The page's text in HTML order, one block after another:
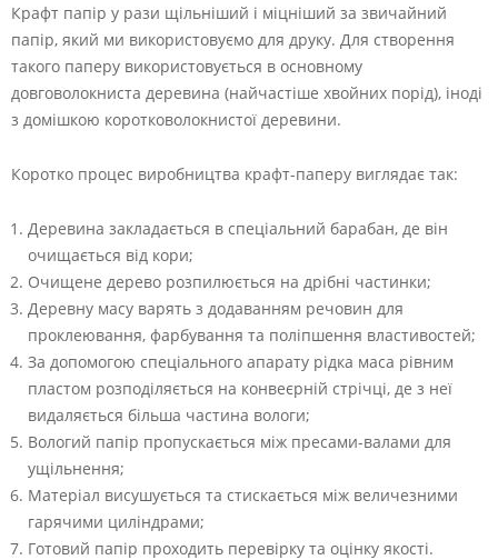
Крафт папір у рази щільніший і міцніший за звичайний
папір, який ми використовуємо для друку. Для створення
такого паперу використовується в основному
довговолокниста деревина (найчастіше хвойних порід), іноді
з домішкою коротковолокнистої деревини.
Коротко процес виробництва крафт-паперу виглядає так:
Деревина закладається в спеціальний барабан, де він
очищається від кори;
Очищене дерево розпилюється на дрібні частинки;
Деревну масу варять з додаванням речовин для
проклеювання, фарбування та поліпшення властивостей;
За допомогою спеціального апарату рідка маса рівним
пластом розподіляється на конвеєрній стрічці, де з неї
видаляється більша частина вологи;
Вологий папір пропускається між пресами-валами для
ущільнення;
Матеріал висушується та стискається між величезними
гарячими циліндрами;
Готовий папір проходить перевірку та оцінку якості.